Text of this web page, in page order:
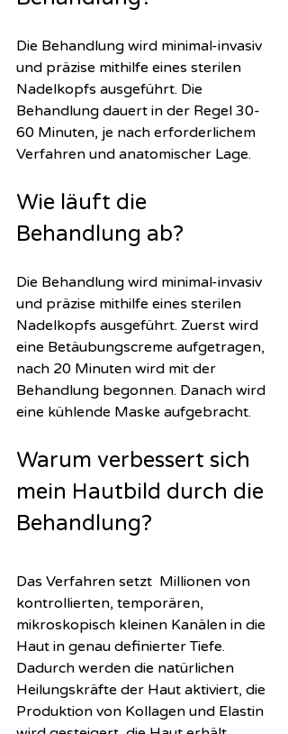
Die Behandlung wird minimal-invasiv
und präzise mithilfe eines sterilen
Nadelkopfs ausgeführt. Die
Behandlung dauert in der Regel 30-
60 Minuten, je nach erforderlichem
Verfahren und anatomischer Lage.
Wie läuft die
Behandlung ab?
Die Behandlung wird minimal-invasiv
und präzise mithilfe eines sterilen
Nadelkopfs ausgeführt. Zuerst wird
eine Betäubungscreme aufgetragen,
nach 20 Minuten wird mit der
Behandlung begonnen. Danach wird
eine kühlende Maske aufgebracht.
Warum verbessert sich
mein Hautbild durch die
Behandlung?
Das Verfahren setzt  Millionen von
kontrollierten, temporären,
mikroskopisch kleinen Kanälen in die
Haut in genau definierter Tiefe.
Dadurch werden die natürlichen
Heilungskräfte der Haut aktiviert, die
Produktion von Kollagen und Elastin